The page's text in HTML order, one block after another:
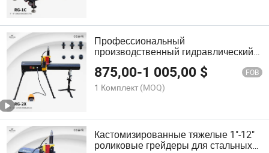
Профессиональный
производственный гидравлический
грейфер Sch10/40 Стальная труба
тяжелого назначения дюймовая
машина для нарезки канавок
875,00-1 005,00 $ FOB
1 Комплект (MOQ)
Кастомизированные тяжелые 1"-12"
роликовые грейдеры для стальных